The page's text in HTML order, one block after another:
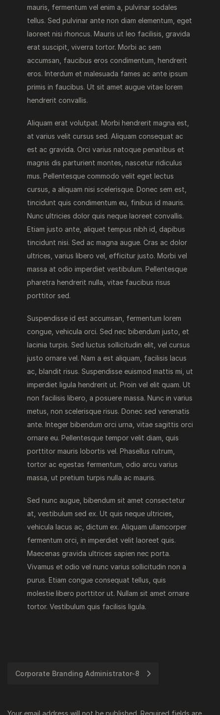
mauris, fermentum vel enim a, pulvinar sodales
tellus. Sed pulvinar ante non diam elementum, eget
laoreet nisi rhoncus. Mauris ut leo facilisis, gravida
erat suscipit, viverra tortor. Morbi ac sem
accumsan, faucibus eros condimentum, hendrerit
eros. Interdum et malesuada fames ac ante ipsum
primis in faucibus. Ut sit amet augue vitae lorem
hendrerit convallis.
Aliquam erat volutpat. Morbi hendrerit magna est,
at varius velit cursus sed. Aliquam consequat ac
est ac gravida. Orci varius natoque penatibus et
magnis dis parturient montes, nascetur ridiculus
mus. Pellentesque commodo velit eget lectus
cursus, a aliquam nisi scelerisque. Donec sem est,
tincidunt quis condimentum eu, finibus id mauris.
Nunc ultricies dolor quis neque laoreet convallis.
Etiam justo ante, aliquet tempus nibh id, dapibus
tincidunt nisi. Sed ac magna augue. Cras ac dolor
ultrices, varius libero vel, efficitur justo. Morbi vel
massa at odio imperdiet vestibulum. Pellentesque
pharetra hendrerit nulla, vitae faucibus risus
porttitor sed.
Suspendisse id est accumsan, fermentum lorem
congue, vehicula orci. Sed nec bibendum justo, et
lacinia turpis. Sed luctus sollicitudin elit, vel cursus
justo ornare vel. Nam a est aliquam, facilisis lacus
ac, blandit risus. Suspendisse euismod mattis mi, ut
imperdiet ligula hendrerit ut. Proin vel elit quam. Ut
non facilisis libero, a posuere massa. Nunc in varius
metus, non scelerisque risus. Donec sed venenatis
ante. Integer bibendum orci urna, vitae sagittis orci
ornare eu. Pellentesque tempor velit diam, quis
porttitor mauris lobortis vel. Phasellus rutrum,
tortor ac egestas fermentum, odio arcu varius
massa, ut pretium turpis nulla ac mauris.
Sed nunc augue, bibendum sit amet consectetur
at, vestibulum sed ex. Ut quis neque ultricies,
vehicula lacus ac, dictum ex. Aliquam ullamcorper
fermentum orci, in imperdiet velit laoreet quis.
Maecenas gravida ultrices sapien nec porta.
Vivamus et odio vel nunc varius sollicitudin non a
purus. Etiam congue consequat tellus, quis
molestie libero porttitor ut. Nullam sit amet ornare
tortor. Vestibulum quis facilisis ligula.
Post
Corporate Branding Administrator-8
Your email address will not be published. Required fields are